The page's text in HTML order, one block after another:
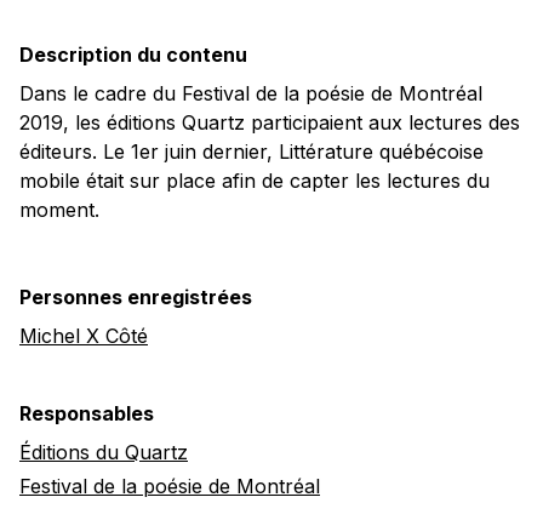
Description du contenu
Dans le cadre du Festival de la poésie de Montréal
2019, les éditions Quartz participaient aux lectures des
éditeurs. Le 1er juin dernier, Littérature québécoise
mobile était sur place afin de capter les lectures du
moment.
Personnes enregistrées
Michel X Côté
Responsables
Éditions du Quartz
Festival de la poésie de Montréal